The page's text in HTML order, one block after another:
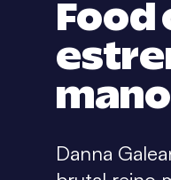
Food
Danna